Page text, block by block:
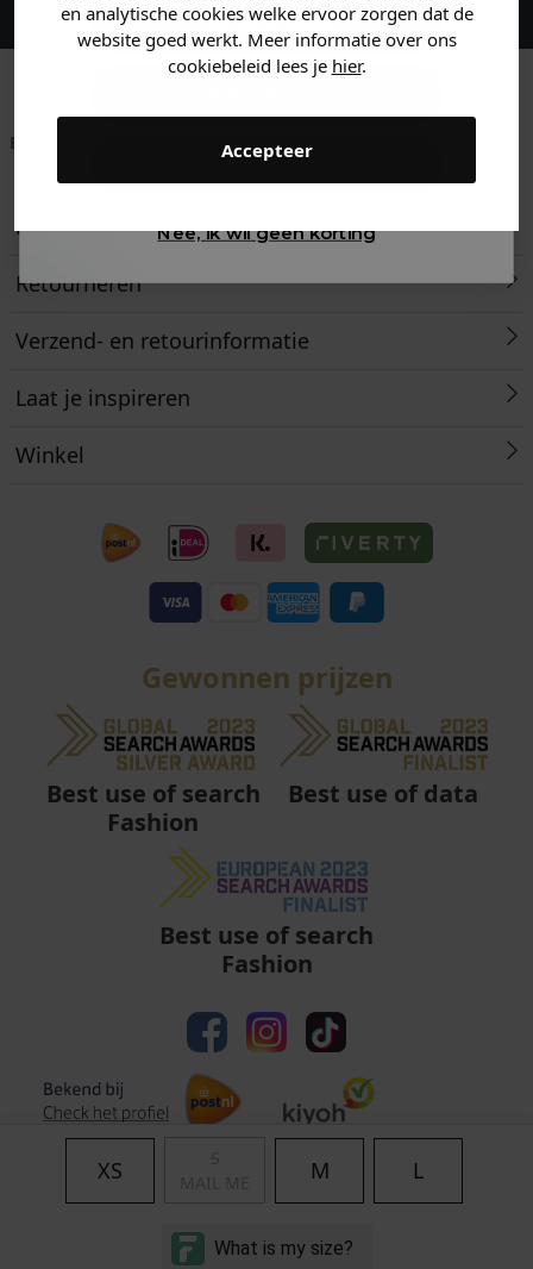
en analytische cookies welke ervoor zorgen dat de
website goed werkt. Meer informatie over ons
cookiebeleid lees je hier.
Accepteer
XS M L
Betaal achteraf met
Voor 23:59 besteld
is morgen in huis!*
Klantenservice
Retourneren
Verzend- en retourinformatie
Laat je inspireren
Winkel
Gewonnen prijzen
Best use of search
Fashion
Best use of data
Best use of search
Fashion
Algemene voorwaarden | Privacy
Dames kleding
Gewoon rondkijken
Nee, ik wil geen korting